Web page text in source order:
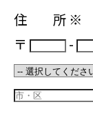
住 所 ※
〒
-